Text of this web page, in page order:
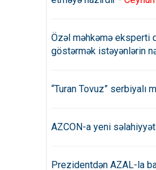
Özəl məhkəmə eksperti
göstərmək istəyənlərin
“Turan Tovuz” serbiyalı
AZCON-a yeni
Prezidentdən AZAL-la